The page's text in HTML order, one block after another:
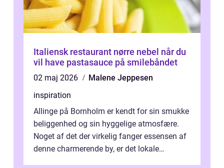
Italiensk restaurant nørre nebel når du
vil have pastasauce på smilebåndet
02 maj 2026
Malene Jeppesen
inspiration
Allinge på Bornholm er kendt for sin smukke
beliggenhed og sin hyggelige atmosfære.
Noget af det der virkelig fanger essensen af
denne charmerende by, er det lokale